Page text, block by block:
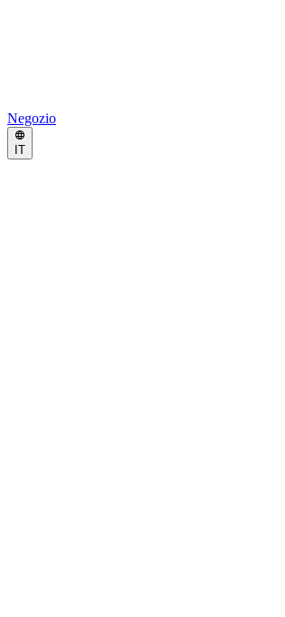
Negozio
IT